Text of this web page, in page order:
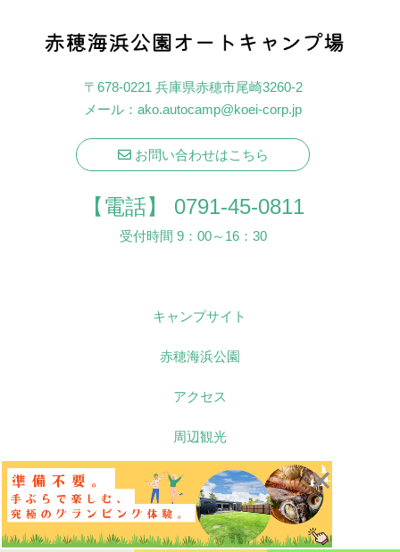
×
〒678-0221 兵庫県赤穂市尾崎3260‐2
メール：ako.autocamp@koei-corp.jp
お問い合わせはこちら
【電話】 0791-45-0811
受付時間 9：00～16：30
キャンプサイト
赤穂海浜公園
アクセス
周辺観光
Q&A